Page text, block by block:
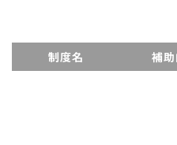
制度名 補